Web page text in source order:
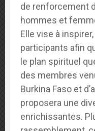
de renforcement
hommes et
Elle vise à
participants afin
le plan spirituel
des membres
Burkina Faso et
proposera une
enrichissantes.